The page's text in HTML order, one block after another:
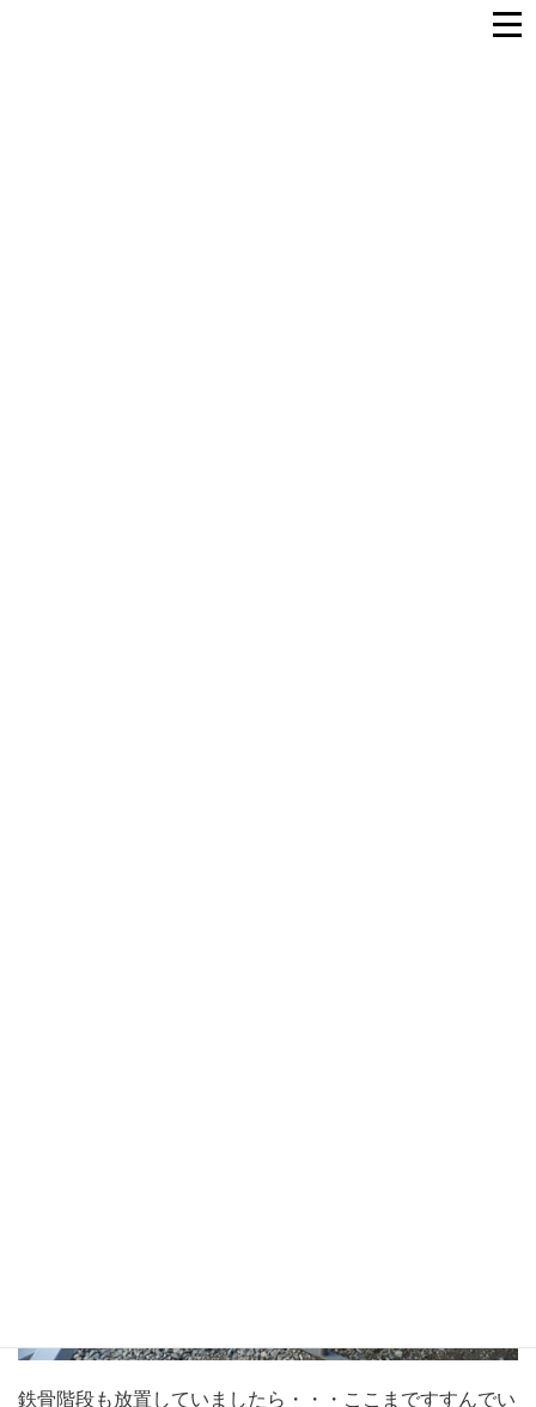
鉄骨階段も放置していましたら・・・ここまですすんでい